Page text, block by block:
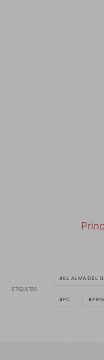
ETIQUETAS
EL ALMA DEL
PC